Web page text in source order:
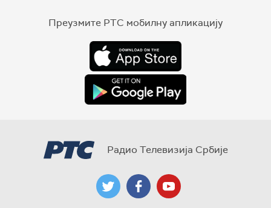
Преузмите РТС мобилну апликацију
Радио Телевизија Србије